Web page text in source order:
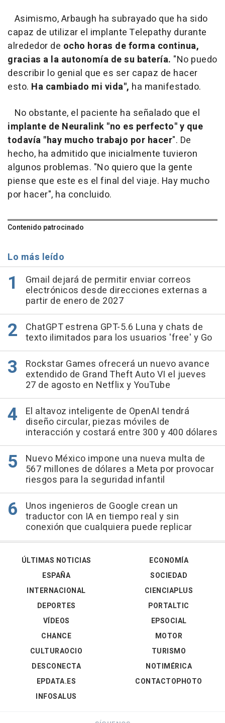
Asimismo, Arbaugh ha subrayado que ha sido
capaz de utilizar el implante Telepathy durante
alrededor de ocho horas de forma continua,
gracias a la autonomía de su batería. "No puedo
describir lo genial que es ser capaz de hacer
esto. Ha cambiado mi vida", ha manifestado.
No obstante, el paciente ha señalado que el
implante de Neuralink "no es perfecto" y que
todavía "hay mucho trabajo por hacer". De
hecho, ha admitido que inicialmente tuvieron
algunos problemas. "No quiero que la gente
piense que este es el final del viaje. Hay mucho
por hacer", ha concluido.
Contenido patrocinado
Lo más leído
Gmail dejará de permitir enviar correos
electrónicos desde direcciones externas a
partir de enero de 2027
ChatGPT estrena GPT-5.6 Luna y chats de
texto ilimitados para los usuarios 'free' y Go
Rockstar Games ofrecerá un nuevo avance
extendido de Grand Theft Auto VI el jueves
27 de agosto en Netflix y YouTube
El altavoz inteligente de OpenAI tendrá
diseño circular, piezas móviles de
interacción y costará entre 300 y 400 dólares
Nuevo México impone una nueva multa de
567 millones de dólares a Meta por provocar
riesgos para la seguridad infantil
Unos ingenieros de Google crean un
traductor con IA en tiempo real y sin
conexión que cualquiera puede replicar
ÚLTIMAS NOTICIAS
ESPAÑA
INTERNACIONAL
DEPORTES
VÍDEOS
ECONOMÍA
SOCIEDAD
CIENCIAPLUS
PORTALTIC
EPSOCIAL
CHANCE
CULTURAOCIO
DESCONECTA
EPDATA.ES
INFOSALUS
MOTOR
TURISMO
NOTIMÉRICA
CONTACTOPHOTO